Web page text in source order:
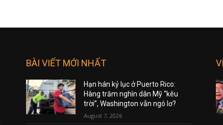
BÀI VIẾT MỚI NHẤT
Hạn hán kỷ lục ở Puerto Rico:
Hàng trăm nghìn dân Mỹ “kêu
trời”, Washington vẫn ngó lơ?
August 7, 2026